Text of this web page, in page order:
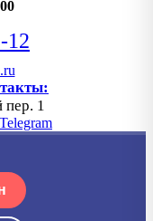
12
пер. 1
Telegram